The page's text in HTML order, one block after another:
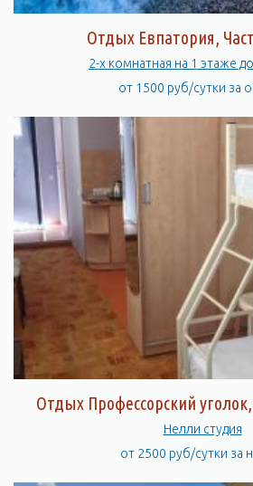
Отдых Евпатория,
2-х комнатная на 1 этаже
от 1500 руб/сутки за
Отдых Профессорский
Нелли студия
от 2500 руб/сутки за